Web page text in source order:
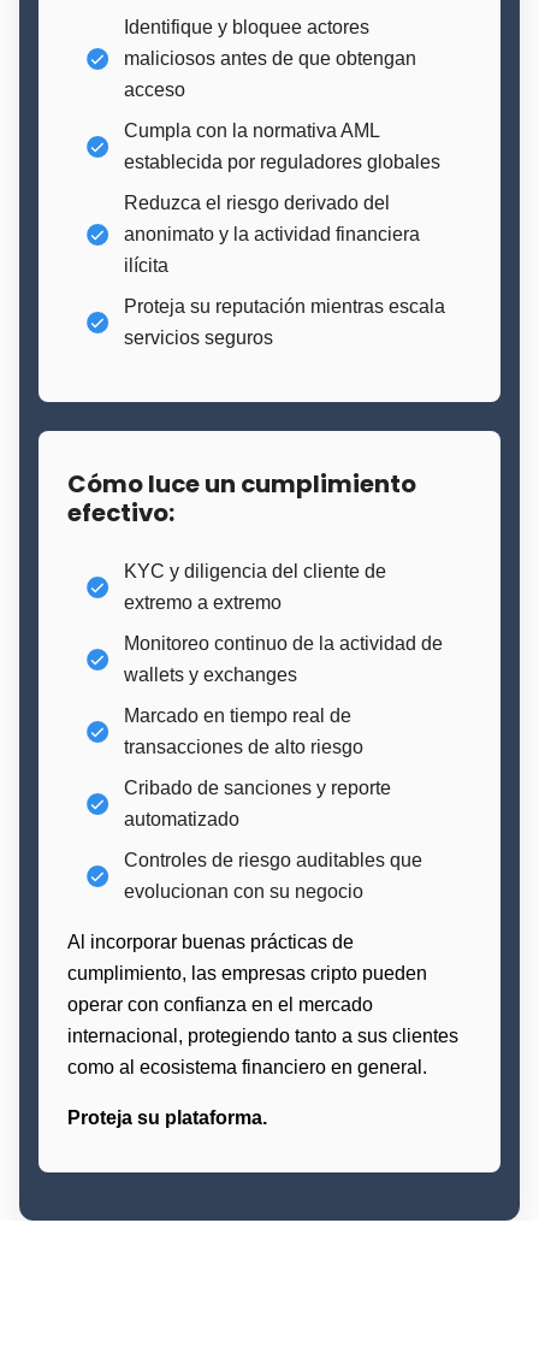
Identifique y bloquee actores
maliciosos antes de que obtengan
acceso
Cumpla con la normativa AML
establecida por reguladores globales
Reduzca el riesgo derivado del
anonimato y la actividad financiera
ilícita
Proteja su reputación mientras escala
servicios seguros
Cómo luce un cumplimiento
efectivo:
KYC y diligencia del cliente de
extremo a extremo
Monitoreo continuo de la actividad de
wallets y exchanges
Marcado en tiempo real de
transacciones de alto riesgo
Cribado de sanciones y reporte
automatizado
Controles de riesgo auditables que
evolucionan con su negocio
Al incorporar buenas prácticas de
cumplimiento, las empresas cripto pueden
operar con confianza en el mercado
internacional, protegiendo tanto a sus clientes
como al ecosistema financiero en general.
Proteja su plataforma.